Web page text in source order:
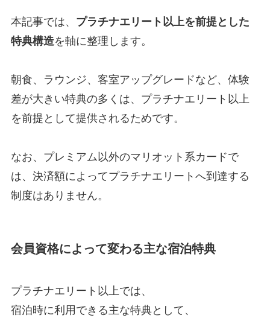
本記事では、 プラチナエリート以上を前提とした
特典構造を軸に整理します。
朝食、ラウンジ、客室アップグレードなど、体験
差が大きい特典の多くは、プラチナエリート以上
を前提として提供されるためです。
なお、プレミアム以外のマリオット系カードで
は、決済額によってプラチナエリートへ到達する
制度はありません。
会員資格によって変わる主な宿泊特典
プラチナエリート以上では、
宿泊時に利用できる主な特典として、